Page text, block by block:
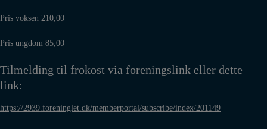
Pris voksen 210,00
Pris ungdom 85,00
Tilmelding til frokost via foreningslink eller dette
link:
https://2939.foreninglet.dk/memberportal/subscribe/index/201149